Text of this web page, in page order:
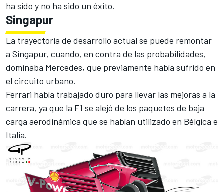
ha sido y no ha sido un éxito.
Singapur
La trayectoria de desarrollo actual se puede remontar
a Singapur, cuando, en contra de las probabilidades,
dominaba Mercedes, que previamente había sufrido en
el circuito urbano.
Ferrari había trabajado duro para llevar las mejoras a la
carrera, ya que la F1 se alejó de los paquetes de baja
carga aerodinámica que se habían utilizado en Bélgica e
Italia.